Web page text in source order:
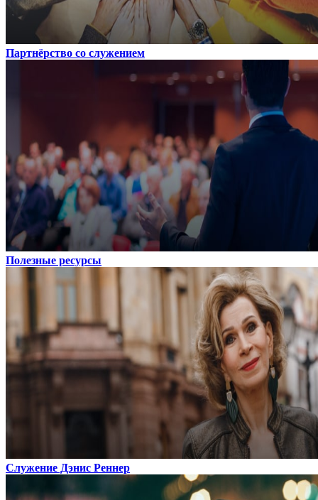
Партнёрство со служением
Полезные ресурсы
Служение Дэнис Реннер